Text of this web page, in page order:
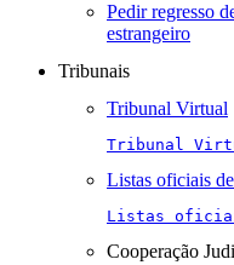
Pedir regresso
estrangeiro
Tribunais
Tribunal Virtual
Tribunal
Listas oficiais
Listas
Cooperação